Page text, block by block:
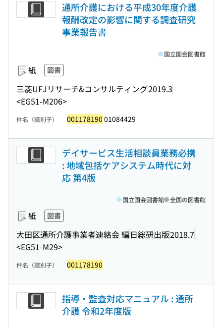
通所介護における平成30年度介護
報酬改定の影響に関する調査研究
事業報告書
紙 図書
三菱UFJリサーチ&コンサルティング2019.3
<EG51-M206>
国立国会図書館
件名（識別子） 001178190 01084429
デイサービス生活相談員業務必携
: 地域包括ケアシステム時代に対
応 第4版
紙 図書
大田区通所介護事業者連絡会 編日総研出版2018.7
<EG51-M29>
国立国会図書館 全国の図書館
件名（識別子） 001178190
指導・監査対応マニュアル : 通所
介護 令和2年度版